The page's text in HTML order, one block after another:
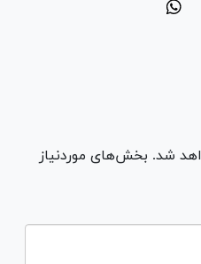
شد. بخش‌های موردنیاز